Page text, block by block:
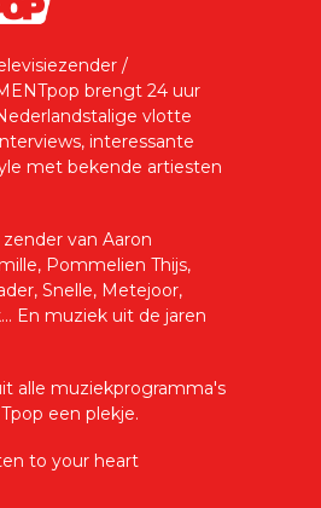
/
brengt 24 uur
vlotte
interessante
met bekende artiesten
van Aaron
Pommelien Thijs,
Snelle, Metejoor,
En muziek uit de jaren
alle muziekprogramma's
een plekje.
to your heart